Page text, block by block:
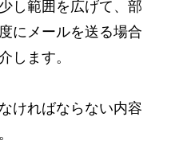
し範囲を広げて、部
にメールを送る場合
します。
ければならない内容